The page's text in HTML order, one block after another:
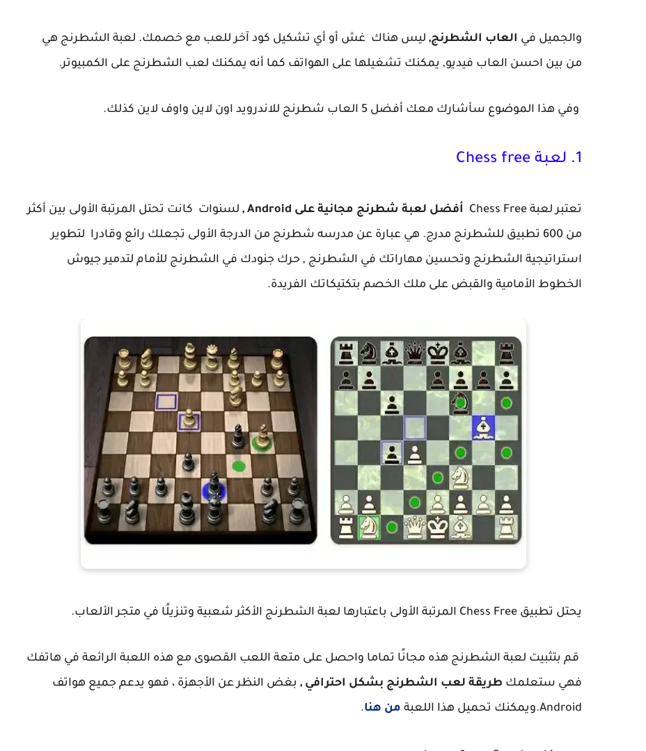
والجميل في العاب الشطرنج, ليس هناك غش أو أي تشكيل كود آخر للعب مع خصمك. لعبة الشطرنج هي
من بين احسن العاب فيديو, يمكنك تشغيلها على الهواتف كما أنه يمكنك لعب الشطرنج على الكمبيوتر.
وفي هذا الموضوع سأشارك معك أفضل 5 العاب شطرنج للاندرويد اون لاين واوف لاين كذلك.
1. لعبة Chess free
تعتبر لعبة Chess Free أفضل لعبة شطرنج مجانية على Android ,
لسنوات كانت تحتل المرتبة الأولى بين أكثر
من 600 تطبيق للشطرنج مدرج. هي عبارة عن مدرسه شطرنج من الدرجة الأولى تجعلك رائع وقادرا لتطوير
استراتيجية الشطرنج وتحسين مهاراتك في الشطرنج , حرك جنودك في الشطرنج للأمام لتدمير جيوش
الخطوط الأمامية والقبض على ملك الخصم بتكتيكاتك الفريدة.
يحتل تطبيق Chess Free المرتبة الأولى باعتبارها لعبة الشطرنج الأكثر شعبية وتنزيلًا في متجر الألعاب.
قم بتثبيت لعبة الشطرنج هذه مجانًا تماما واحصل على متعة اللعب القصوى مع هذه اللعبة الرائعة في هاتفك
فهي ستعلمك طريقة لعب الشطرنج بشكل احترافي , بغض النظر عن الأجهزة ، فهو يدعم جميع هواتف
Android.ويمكنك تحميل هذا اللعبة
من هنا.